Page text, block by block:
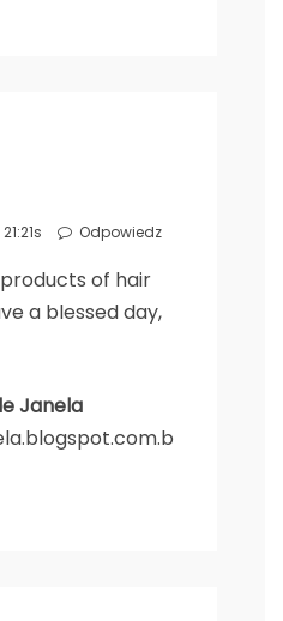
Odpowiedz
of hair
a blessed day,
Janela